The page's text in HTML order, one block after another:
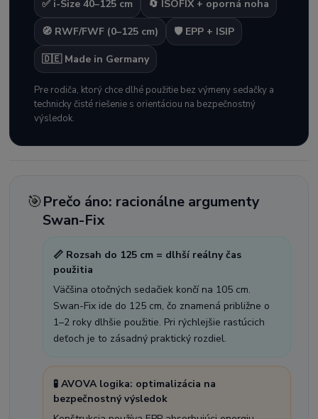
✅ i-Size 40–125 cm 🔄 ISOFIX + oporná noha
🧭 RWF/FWF (0–125 cm) 🛡️ EPP + ISIP
🇩🇪 Made in Germany
Pre rodiča, ktorý chce dlhé použitie bez výmeny sedačky a
technicky čisté riešenie s orientáciou na bezpečnostný
výsledok.
🎯Prečo áno: racionálne argumenty
Swan-Fix
📏 Rozsah do 125 cm = dlhší reálny čas
použitia
Väčšina otočných sedačiek končí na 105 cm.
Swan-Fix ide do 125 cm, čo znamená približne o
1–2 roky dlhšie použitie. Pri rýchlejšie rastúcich
deťoch je to zásadný praktický rozdiel.
🧪 AVOVA logika: optimalizácia na
bezpečnostný výsledok